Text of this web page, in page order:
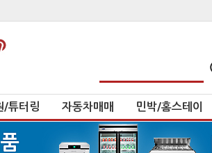
/튜터링 자동차매매 민박/홈스테이